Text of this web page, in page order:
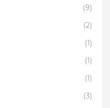
(9)
(2)
(1)
(1)
(1)
(3)